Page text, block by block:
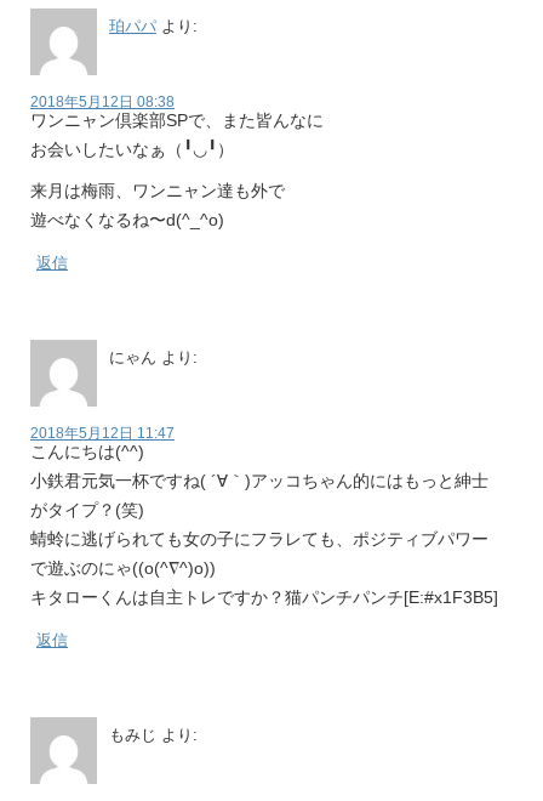
珀パパ より:
2018年5月12日 08:38
ワンニャン倶楽部SPで、また皆んなに
お会いしたいなぁ（╹◡╹）
来月は梅雨、ワンニャン達も外で
遊べなくなるね〜d(^_^o)
返信
にゃん より:
2018年5月12日 11:47
こんにちは(^^)
小鉄君元気一杯ですね( ´∀｀)アッコちゃん的にはもっと紳士
がタイプ？(笑)
蜻蛉に逃げられても女の子にフラレても、ポジティブパワー
で遊ぶのにゃ((o(^∇^)o))
キタローくんは自主トレですか？猫パンチパンチ[E:#x1F3B5]
返信
もみじ より: